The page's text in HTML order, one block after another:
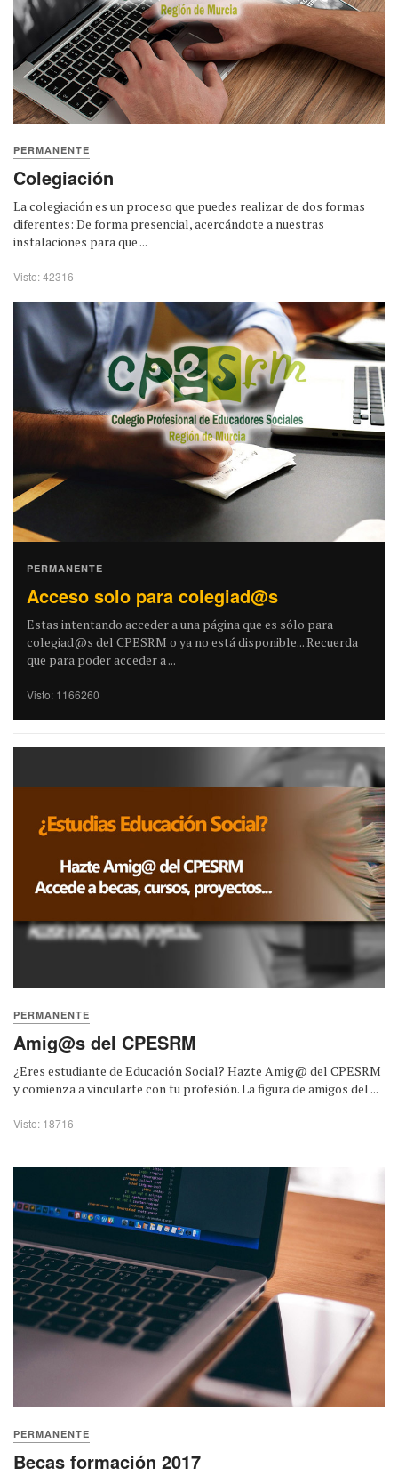
PERMANENTE
Colegiación
La colegiación es un proceso que puedes realizar de dos formas
diferentes: De forma presencial, acercándote a nuestras
instalaciones para que ...
Visto: 42316
PERMANENTE
Acceso solo para colegiad@s
Estas intentando acceder a una página que es sólo para
colegiad@s del CPESRM o ya no está disponible... Recuerda
que para poder acceder a ...
Visto: 1166260
PERMANENTE
Amig@s del CPESRM
¿Eres estudiante de Educación Social? Hazte Amig@ del CPESRM
y comienza a vincularte con tu profesión. La figura de amigos del ...
Visto: 18716
PERMANENTE
Becas formación 2017